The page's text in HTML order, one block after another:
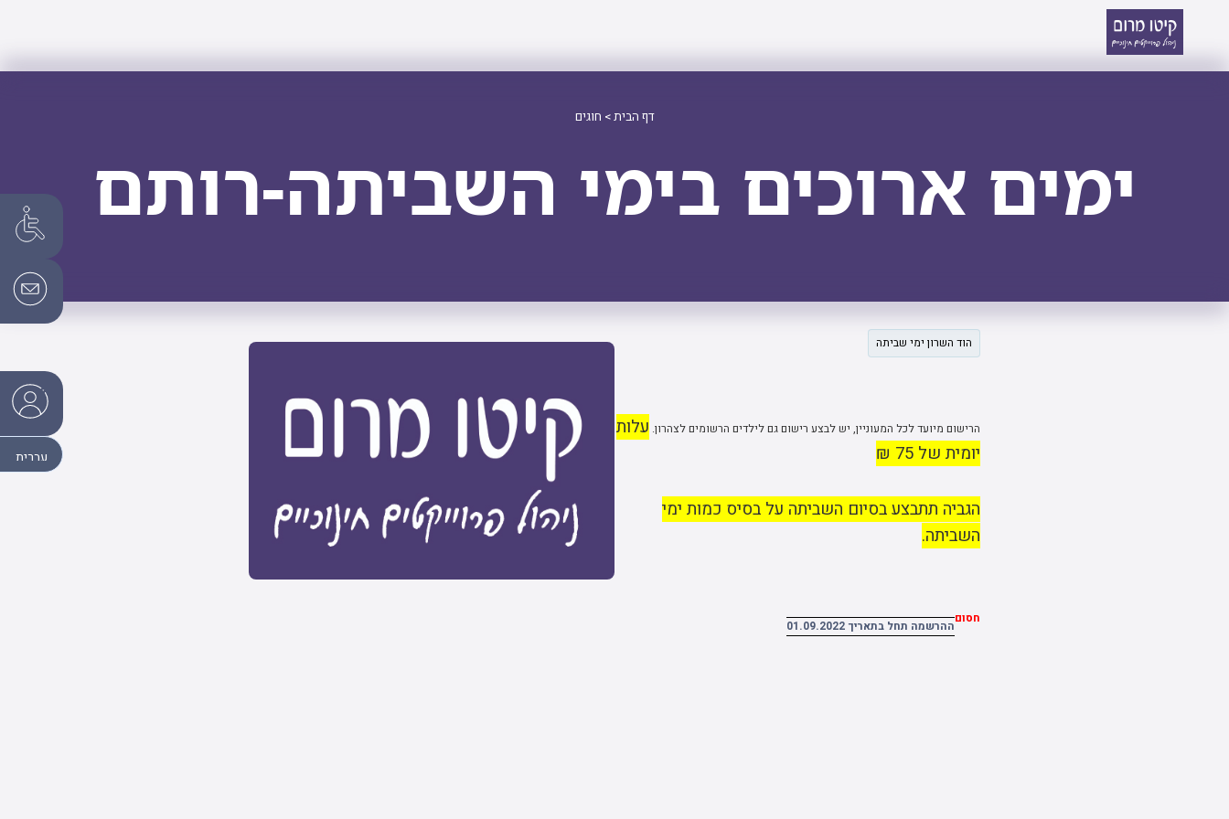
דף הבית> חוגים
ימים ארוכים בימי השביתה-רותם
הוד השרון ימי שביתה
הרישום מיועד לכל המעוניין, יש לבצע רישום גם לילדים הרשומים לצהרון. עלות
יומית של 75 ₪
הגביה תתבצע בסיום השביתה על בסיס כמות ימי
השביתה.
חסוםההרשמה תחל בתאריך 01.09.2022